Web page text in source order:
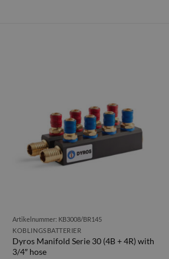
Artikelnummer: KB3008/BR145
KOBLINGSBATTERIER
Dyros Manifold Serie 30 (4B + 4R) with
3/4″ hose